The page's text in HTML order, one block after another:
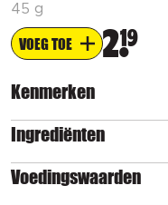
45 g
VOEG TOE 219
Kenmerken
Ingrediënten
Voedingswaarden